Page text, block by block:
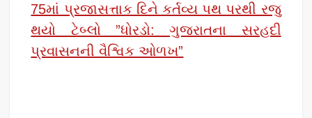
75માં પ્રજાસત્તાક દિને કર્તવ્ય પથ પરથી રજુ
થયો ટેબ્લો ”ધોરડો: ગુજરાતના સરહદી
પ્રવાસનની વૈશ્વિક ઓળખ”